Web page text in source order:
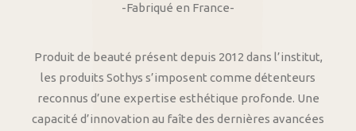
-Fabriqué en France-
Produit de beauté présent depuis 2012 dans l’institut,
les produits Sothys s’imposent comme détenteurs
reconnus d’une expertise esthétique profonde. Une
capacité d’innovation au faîte des dernières avancées